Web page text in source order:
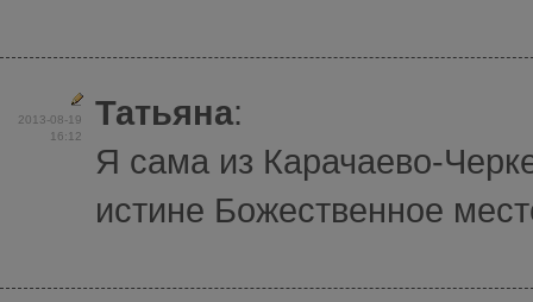
2013-08-19
16:12
Татьяна:
Я сама из Карачаево-
истине Божественное